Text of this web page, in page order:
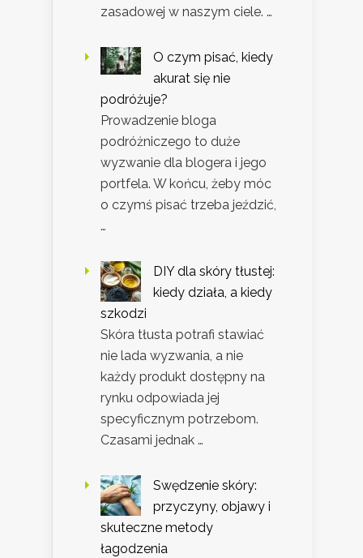
zasadowej w naszym ciele. …
O czym pisać, kiedy
akurat się nie
podróżuje?
Prowadzenie bloga
podróżniczego to duże
wyzwanie dla blogera i jego
portfela. W końcu, żeby móc
o czymś pisać trzeba jeździć,
…
DIY dla skóry tłustej:
kiedy działa, a kiedy
szkodzi
Skóra tłusta potrafi stawiać
nie lada wyzwania, a nie
każdy produkt dostępny na
rynku odpowiada jej
specyficznym potrzebom.
Czasami jednak …
Swędzenie skóry:
przyczyny, objawy i
skuteczne metody
łagodzenia